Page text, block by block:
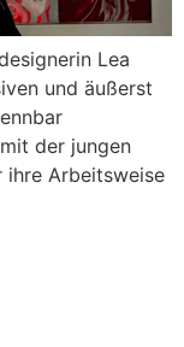
Lea
und äußerst
der jungen
ihre Arbeitsweise